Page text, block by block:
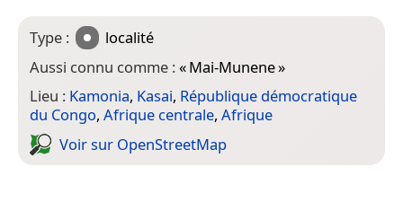
Type :
localité
Aussi connu comme :«Mai-Munene»
Lieu : Kamonia, Kasai, République démocratique
du Congo, Afrique centrale, Afrique
Voir sur Open­Street­Map